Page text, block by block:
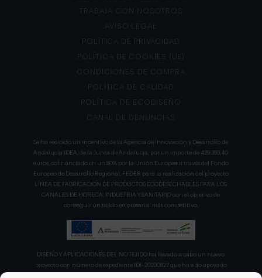
TRABAJA CON NOSOTROS
AVISO LEGAL
POLÍTICA DE PRIVACIDAD
POLÍTICA DE COOKIES (UE)
CONDICIONES DE COMPRA
POLÍTICA DE CALIDAD
POLÍTICA DE ECODISEÑO
CANAL DE DENUNCIAS
Se ha recibido un incentivo de la Agencia de Innovación y Desarrollo de
Andalucía IDEA, de la Junta de Andalucía, por un importe de 429.393,40
euros, cofinanciado en un 80% por la Unión Europea a través del Fondo
Europeo de Desarrollo Regional, FEDER para la realización del proyecto
LÍNEA DE FABRICACION DE PRODUCTOS ECODESECHABLES PARA LOS
CANALES DE HORECA, INDUSTRIA Y SANITARIO con el objetivo de
conseguir un tejido empresarial más competitivo.
DISEÑO Y APLICACIONES DEL NO TEJIDO ha llevado a cabo un nuevo
proyecto con número de expediente IDI- 20230827 que ha sido apoyado